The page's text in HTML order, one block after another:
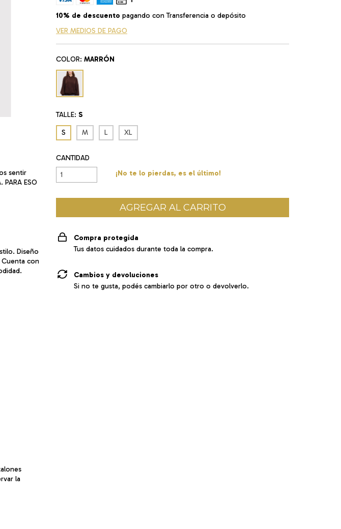
sentir
PARA ESO
Diseño
con
la
10% de descuento pagando con Transferencia o depósito
VER MEDIOS DE PAGO
COLOR: MARRÓN
TALLE: S
S M L XL
CANTIDAD
¡No te lo pierdas, es el último!
Compra protegida
Tus datos cuidados durante toda la compra.
Cambios y devoluciones
Si no te gusta, podés cambiarlo por otro o devolverlo.